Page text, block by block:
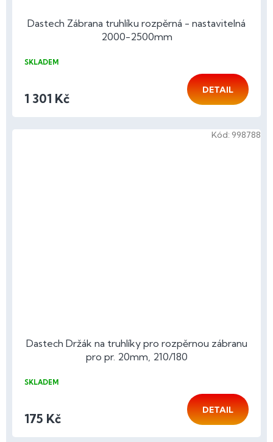
Dastech Zábrana truhlíku rozpěrná - nastavitelná
2000-2500mm
SKLADEM
1 301 Kč
DETAIL
Dastech Držák na truhlíky pro rozpěrnou zábranu
pro pr. 20mm, 210/180
SKLADEM
175 Kč
DETAIL
Kód: 998788